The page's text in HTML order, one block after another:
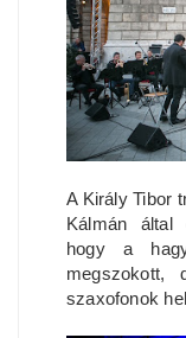
A Király Tibor
Kálmán által
hogy a
megszokott,
szaxofonok